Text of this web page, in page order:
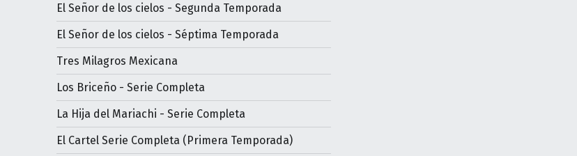
El Señor de los cielos - Segunda Temporada
El Señor de los cielos - Séptima Temporada
Tres Milagros Mexicana
Los Briceño - Serie Completa
La Hija del Mariachi - Serie Completa
El Cartel Serie Completa (Primera Temporada)